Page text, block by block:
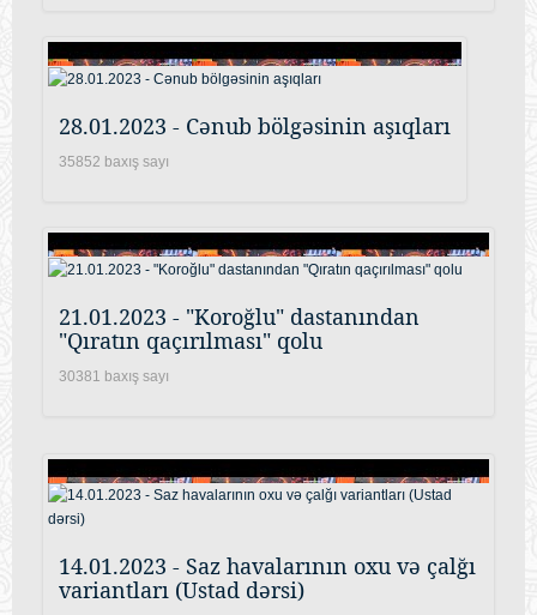
28.01.2023 - Cənub bölgəsinin aşıqları
35852 baxış sayı
21.01.2023 - "Koroğlu" dastanından
"Qıratın qaçırılması" qolu
30381 baxış sayı
14.01.2023 - Saz havalarının oxu və çalğı
variantları (Ustad dərsi)